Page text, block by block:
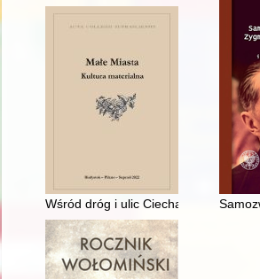
Wśród dróg i ulic Ciechanowca